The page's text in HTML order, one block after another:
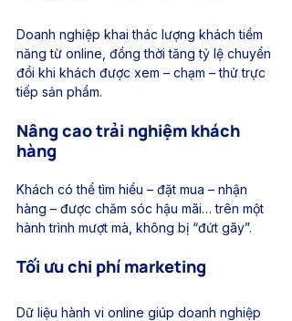
Doanh nghiệp khai thác lượng khách tiềm
năng từ online, đồng thời tăng tỷ lệ chuyển
đổi khi khách được xem – chạm – thử trực
tiếp sản phẩm.
Nâng cao trải nghiệm khách
hàng
Khách có thể tìm hiểu – đặt mua – nhận
hàng – được chăm sóc hậu mãi… trên một
hành trình mượt mà, không bị “đứt gãy”.
Tối ưu chi phí marketing
Dữ liệu hành vi online giúp doanh nghiệp